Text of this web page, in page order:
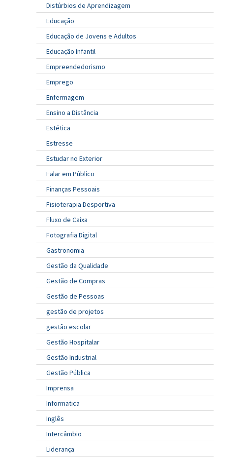
Distúrbios de Aprendizagem
Educação
Educação de Jovens e Adultos
Educação Infantil
Empreendedorismo
Emprego
Enfermagem
Ensino a Distância
Estética
Estresse
Estudar no Exterior
Falar em Público
Finanças Pessoais
Fisioterapia Desportiva
Fluxo de Caixa
Fotografia Digital
Gastronomia
Gestão da Qualidade
Gestão de Compras
Gestão de Pessoas
gestão de projetos
gestão escolar
Gestão Hospitalar
Gestão Industrial
Gestão Pública
Imprensa
Informatica
Inglês
Intercâmbio
Liderança